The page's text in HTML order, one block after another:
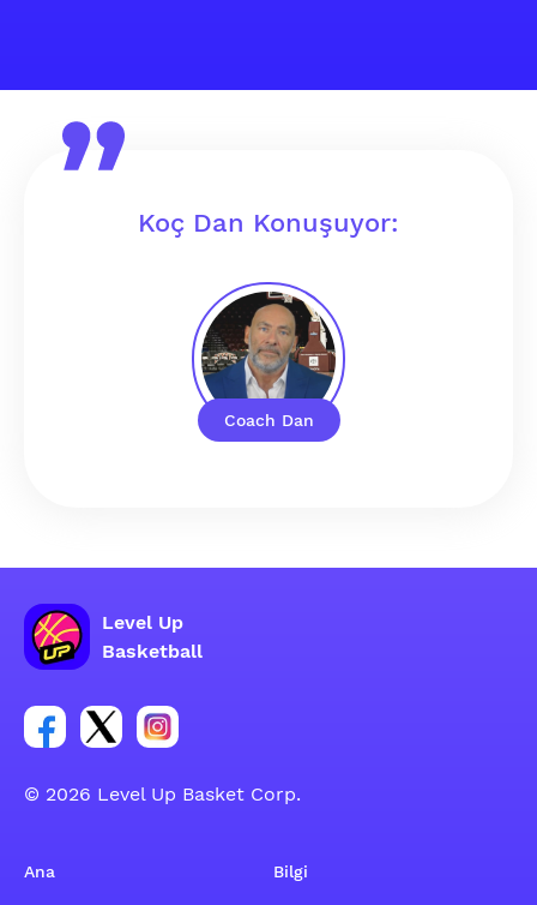
Coach Dan
Koç Dan Konuşuyor:
Level Up
Basketball
Facebook hesabı sosyal grubu linki
Twitter hesabı sosyal grubu linki
Instagram hesabı sosyal grubu linki
© 2026 Level Up Basket Corp.
Ana Bilgi